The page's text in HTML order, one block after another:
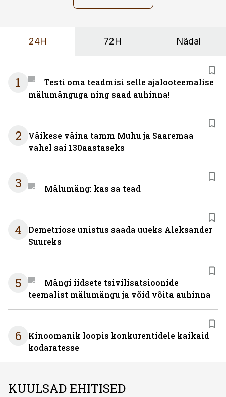
24H 72H Nädal
1
Testi oma teadmisi selle ajalooteemalise
mälumänguga ning saad auhinna!
2
Väikese väina tamm Muhu ja Saaremaa
vahel sai 130aastaseks
3 Mälumäng: kas sa tead
4
Demetriose unistus saada uueks Aleksander
Suureks
5
Mängi iidsete tsivilisatsioonide
teemalist mälumängu ja võid võita auhinna
6
Kinoomanik loopis konkurentidele kaikaid
kodaratesse
KUULSAD EHITISED